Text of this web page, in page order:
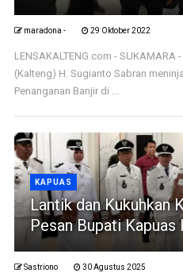
maradona - 29 Oktober 2022
LENSAKALTENG.com - SUKAMARA
(Kalteng) H. Sugianto Sabran
Penanganan Banjir di ...
KAPUAS
Lantik dan Kukuhkan
Pesan Bupati
Sastriono 30 Agustus 2025